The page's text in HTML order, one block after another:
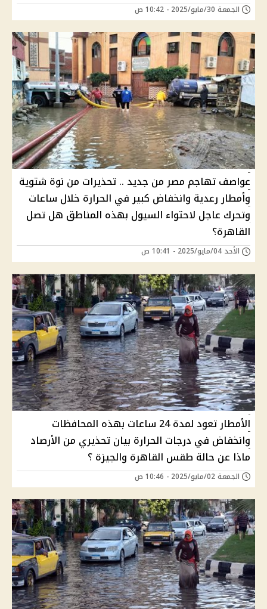
الجمعة 30/مايو/2025 - 10:42 ص
عواصف تهاجم مصر من جديد .. تحذيرات من نوة شتوية
وأمطار رعدية وانخفاض كبير في الحرارة خلال ساعات
وتحرك عاجل لاحتواء السيول بهذه المناطق هل تصل
القاهرة؟
الأحد 04/مايو/2025 - 10:41 ص
الأمطار تعود لمدة 24 ساعات بهذه المحافظات
وانخفاض في درجات الحرارة بيان تحذيري من الأرصاد
ماذا عن حالة طقس القاهرة والجيزة ؟
الجمعة 02/مايو/2025 - 10:46 ص